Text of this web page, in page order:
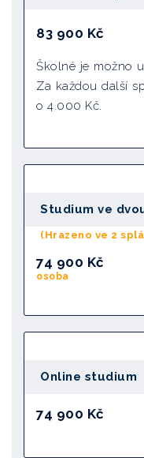
83 900 Kč
Školné je možno
Za každou další
o 4.000 Kč.
Studium ve
(Hrazeno ve 2
74 900 Kč
osoba
Online studium
74 900 Kč